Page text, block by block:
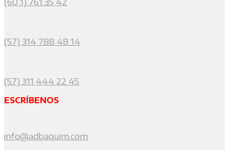
(57) 314 788 48 14
(57) 311 444 22 45
ESCRÍBENOS
info@adbaquim.com